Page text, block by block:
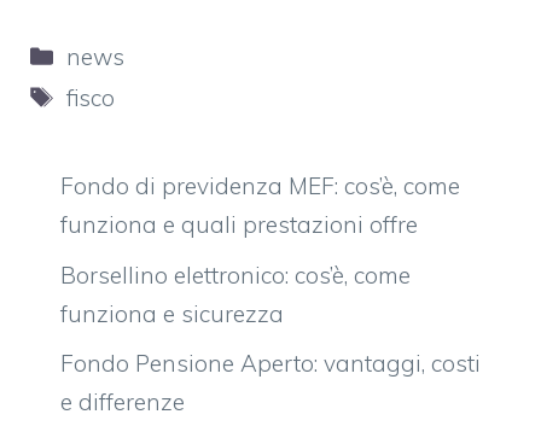
Categorie
news
Tag
fisco
Fondo di previdenza MEF: cos’è, come
funziona e quali prestazioni offre
Borsellino elettronico: cos’è, come
funziona e sicurezza
Fondo Pensione Aperto: vantaggi, costi
e differenze